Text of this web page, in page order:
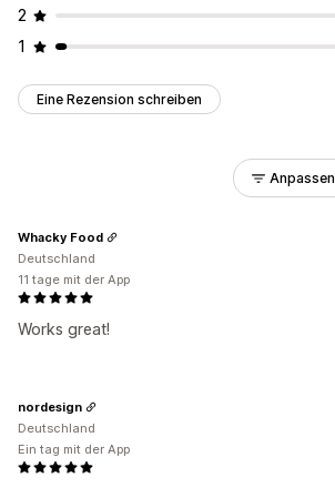
2
1
Eine Rezension schreiben
Anpassen
Works great!
Whacky Food
Deutschland
11 tage mit der App
nordesign
Deutschland
Ein tag mit der App